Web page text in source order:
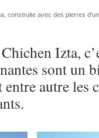
construite avec des pierres
Izta,
sont un
autre les